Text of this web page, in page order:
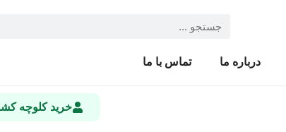
درباره ما تماس با ما
خرید کلوچه